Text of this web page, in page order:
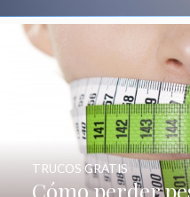
Cómo perder
TRUCOS GRATIS